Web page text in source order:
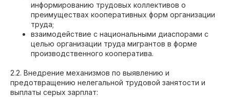
информированию трудовых коллективов о
преимуществах кооперативных форм организации
труда;
взаимодействие с национальными диаспорами с
целью организации труда мигрантов в форме
производственного кооператива.
2.2. Внедрение механизмов по выявлению и
предотвращению нелегальной трудовой занятости и
выплаты серых зарплат: